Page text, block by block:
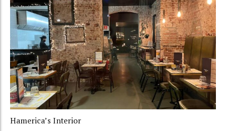
Hamerica’s Interior